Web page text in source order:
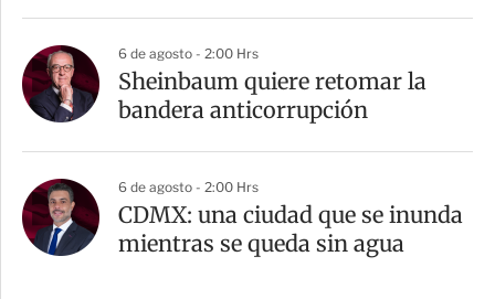
6 de agosto - 2:00 Hrs
Sheinbaum quiere retomar la
bandera anticorrupción
6 de agosto - 2:00 Hrs
CDMX: una ciudad que se inunda
mientras se queda sin agua